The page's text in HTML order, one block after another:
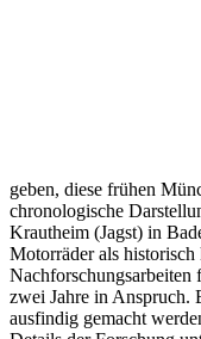
geben, diese frühen
chronologische
Krautheim (Jagst) in
Motorräder als
Nachforschungsarbeiten
zwei Jahre in Anspruch.
ausfindig gemacht